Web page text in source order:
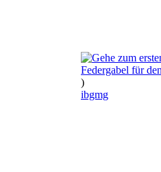
Federgabel für
)
ibgmg